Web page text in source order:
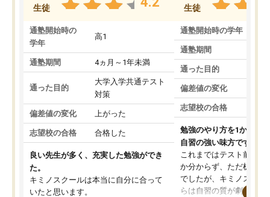
生徒
通塾開始時の
学年
高1
通塾期間 4ヵ月～1年未満
通った目的
大学入学共通テスト
対策
偏差値の変化 上がった
志望校の合格 合格した
良い先生が多く、充実した勉強ができ
た。
キミノスクールは本当に自分に合って
いたと思います。
生徒
通塾開始時の学年
通塾期間
通った目的
偏差値の変化
志望校の合格
勉強のやり方を1から教
自習の強い味方です。
これまではテスト前に何
か分からず、ただ机に座
でしたが、キミノスクー
らは自習の質が劇的に変